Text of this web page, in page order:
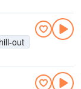
out